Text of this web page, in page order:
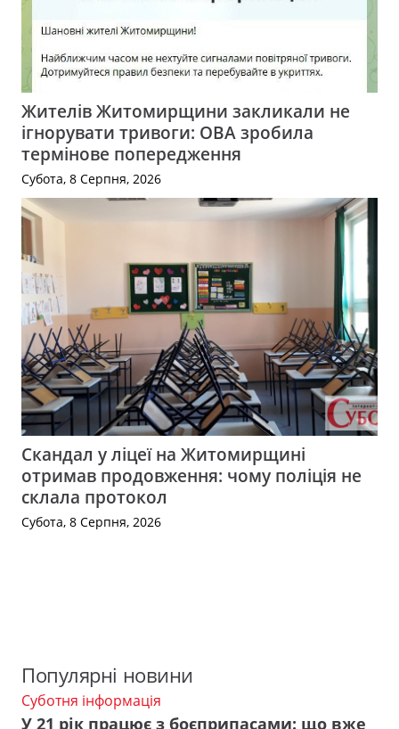
Жителів Житомирщини закликали не
ігнорувати тривоги: ОВА зробила
термінове попередження
Субота, 8 Серпня, 2026
Скандал у ліцеї на Житомирщині
отримав продовження: чому поліція не
склала протокол
Субота, 8 Серпня, 2026
Популярні новини
Суботня інформація
У 21 рік працює з боєприпасами: що вже